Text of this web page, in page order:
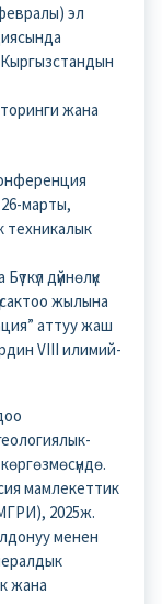
эл
жана
марты,
техникалык
дүйнөлүк
сактоо жылына
аттуу жаш
VIII илимий-
мамлекеттик
2025ж.
менен
жана